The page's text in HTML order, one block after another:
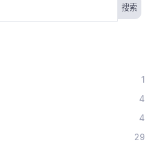
1
4
4
29